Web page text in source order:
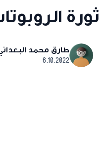
ثورة
طارق محمد
6.10.2022